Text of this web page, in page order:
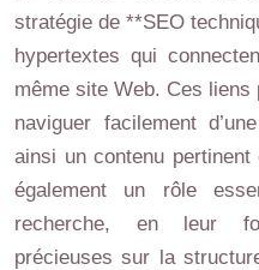
stratégie de **SEO
hypertextes qui
même site Web. Ces
naviguer facilement
ainsi un contenu
également un rôle
recherche, en leur
précieuses sur la